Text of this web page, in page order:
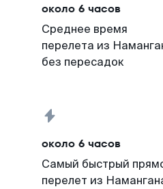
около 6 часов
Среднее время
перелета из
без пересадок
около 6 часов
Самый быстрый
перелет из